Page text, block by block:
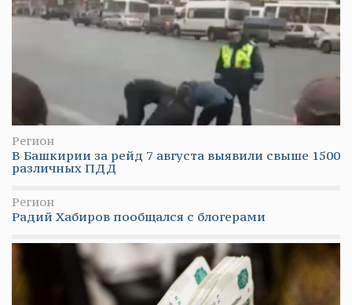
Регион
В Башкирии за рейд 7 августа выявили свыше 1500
различных ПДД
Регион
Радий Хабиров пообщался с блогерами